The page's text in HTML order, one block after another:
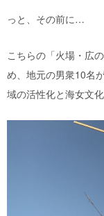
っと、その前に…
こちらの「火場・広
め、地元の男衆10名
域の活性化と海女文